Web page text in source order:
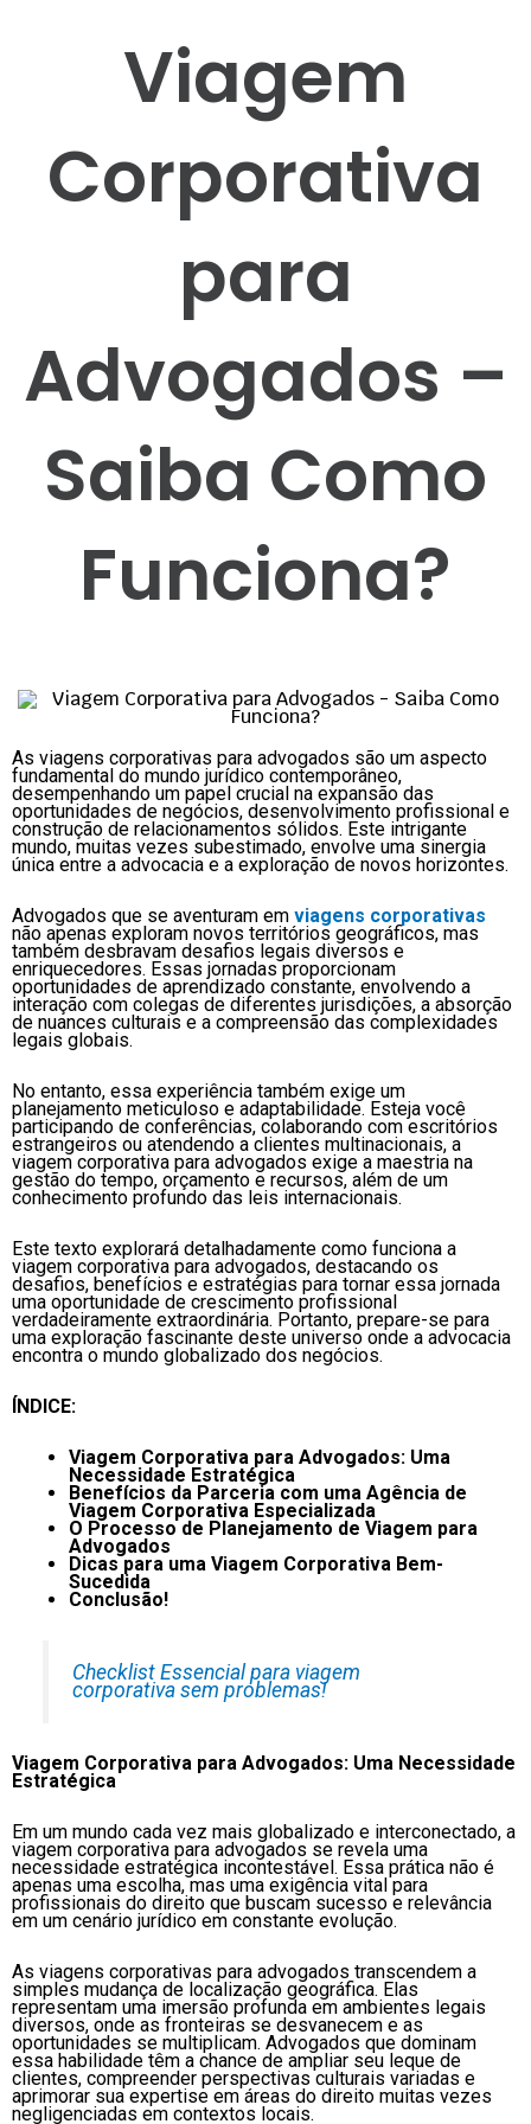
Viagem
Corporativa
para
Advogados –
Saiba Como
Funciona?
As viagens corporativas para advogados são um aspecto
fundamental do mundo jurídico contemporâneo,
desempenhando um papel crucial na expansão das
oportunidades de negócios, desenvolvimento profissional e
construção de relacionamentos sólidos. Este intrigante
mundo, muitas vezes subestimado, envolve uma sinergia
única entre a advocacia e a exploração de novos horizontes.
Advogados que se aventuram em viagens corporativas
não apenas exploram novos territórios geográficos, mas
também desbravam desafios legais diversos e
enriquecedores. Essas jornadas proporcionam
oportunidades de aprendizado constante, envolvendo a
interação com colegas de diferentes jurisdições, a absorção
de nuances culturais e a compreensão das complexidades
legais globais.
No entanto, essa experiência também exige um
planejamento meticuloso e adaptabilidade. Esteja você
participando de conferências, colaborando com escritórios
estrangeiros ou atendendo a clientes multinacionais, a
viagem corporativa para advogados exige a maestria na
gestão do tempo, orçamento e recursos, além de um
conhecimento profundo das leis internacionais.
Este texto explorará detalhadamente como funciona a
viagem corporativa para advogados, destacando os
desafios, benefícios e estratégias para tornar essa jornada
uma oportunidade de crescimento profissional
verdadeiramente extraordinária. Portanto, prepare-se para
uma exploração fascinante deste universo onde a advocacia
encontra o mundo globalizado dos negócios.
ÍNDICE:
Viagem Corporativa para Advogados: Uma
Necessidade Estratégica
Benefícios da Parceria com uma Agência de
Viagem Corporativa Especializada
O Processo de Planejamento de Viagem para
Advogados
Dicas para uma Viagem Corporativa Bem-
Sucedida
Conclusão!
Checklist Essencial para viagem
corporativa sem problemas!
Viagem Corporativa para Advogados: Uma Necessidade
Estratégica
Em um mundo cada vez mais globalizado e interconectado, a
viagem corporativa para advogados se revela uma
necessidade estratégica incontestável. Essa prática não é
apenas uma escolha, mas uma exigência vital para
profissionais do direito que buscam sucesso e relevância
em um cenário jurídico em constante evolução.
As viagens corporativas para advogados transcendem a
simples mudança de localização geográfica. Elas
representam uma imersão profunda em ambientes legais
diversos, onde as fronteiras se desvanecem e as
oportunidades se multiplicam. Advogados que dominam
essa habilidade têm a chance de ampliar seu leque de
clientes, compreender perspectivas culturais variadas e
aprimorar sua expertise em áreas do direito muitas vezes
negligenciadas em contextos locais.